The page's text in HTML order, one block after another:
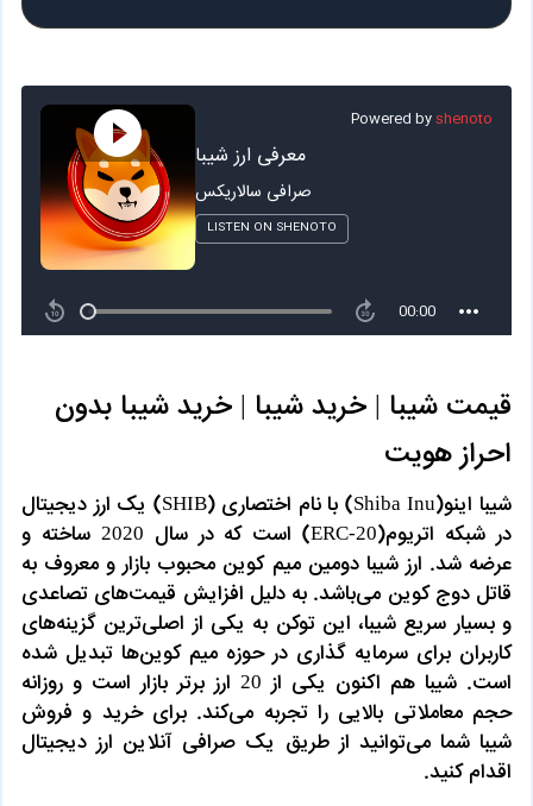
قیمت شیبا | خرید شیبا | خرید شیبا بدون
احراز هویت
شیبا اینو(Shiba Inu) با نام اختصاری (SHIB) یک ارز دیجیتال
در شبکه اتریوم(ERC-20) است که در سال 2020 ساخته و
عرضه شد. ارز شیبا دومین میم کوین محبوب بازار و معروف به
قاتل دوج کوین می‌باشد. به دلیل افزایش قیمت‌های تصاعدی
و بسیار سریع شیبا، این توکن به یکی از اصلی‌ترین گزینه‌های
کاربران برای سرمایه گذاری در حوزه میم کوین‌ها تبدیل شده
است. شیبا هم اکنون یکی از 20 ارز برتر بازار است و روزانه
حجم معاملاتی بالایی را تجربه می‌کند. برای خرید و فروش
شیبا شما می‌توانید از طریق یک صرافی آنلاین ارز دیجیتال
اقدام کنید.